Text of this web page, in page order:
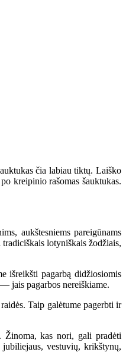
čia labiau tiktų. Laiško
kreipinio rašomas šauktukas.
aukštesniems pareigūnams
lotyniškais žodžiais,
išreikšti pagarbą didžiosiomis
jais pagarbos nereiškiame.
Taip galėtume pagerbti ir
kas nori, gali pradėti
vestuvių, krikštynų,